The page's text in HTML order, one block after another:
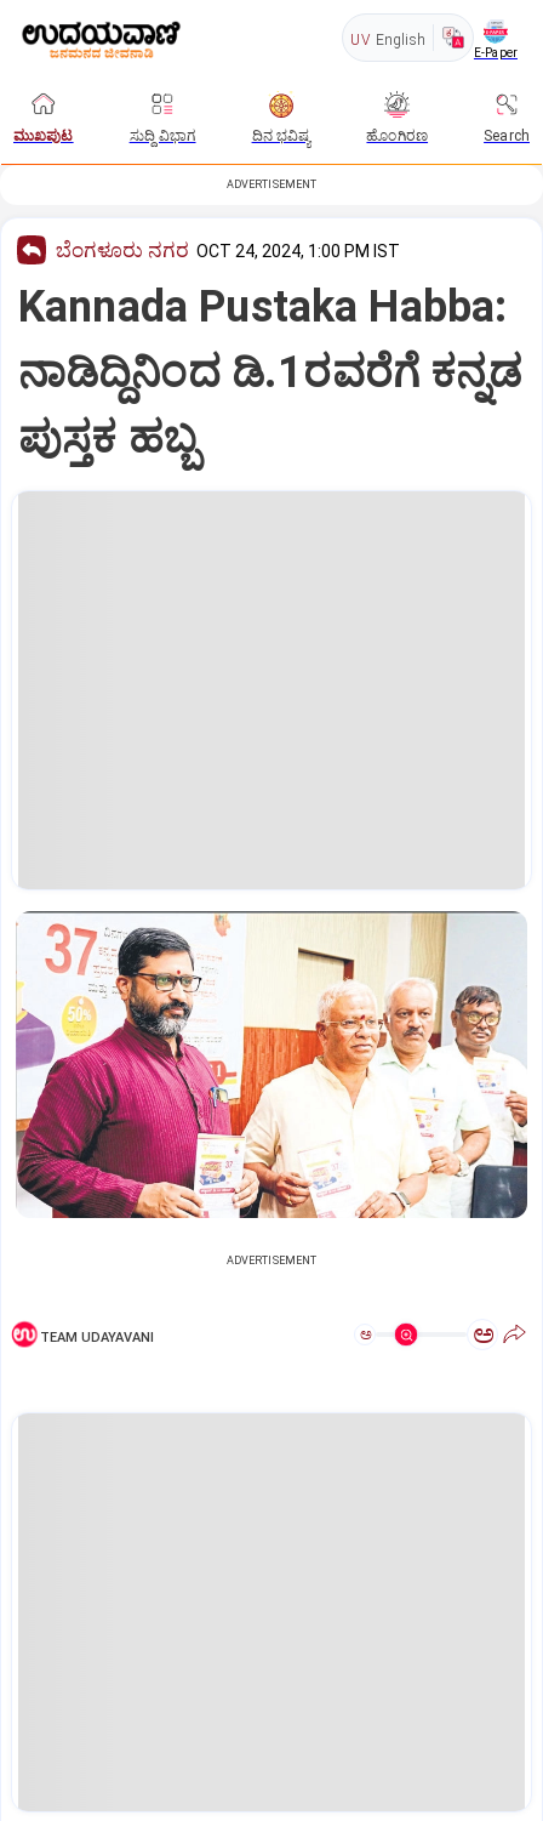
UV English
E-Paper
ಮುಖಪುಟ ಸುದ್ದಿ ವಿಭಾಗ ದಿನ ಭವಿಷ್ಯ ಹೊಂಗಿರಣ Search
ADVERTISEMENT
ಬೆಂಗಳೂರು ನಗರ OCT 24, 2024, 1:00 PM IST
Kannada Pustaka Habba:
ನಾಡಿದ್ದಿನಿಂದ ಡಿ.1ರವರೆಗೆ ಕನ್ನಡ
ಪುಸ್ತಕ ಹಬ್ಬ
ADVERTISEMENT
TEAM UDAYAVANI ಅ ಅ